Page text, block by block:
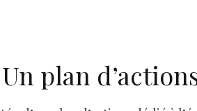
Un plan